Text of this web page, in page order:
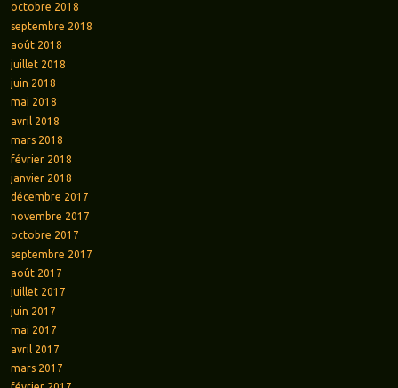
octobre 2018
septembre 2018
août 2018
juillet 2018
juin 2018
mai 2018
avril 2018
mars 2018
février 2018
janvier 2018
décembre 2017
novembre 2017
octobre 2017
septembre 2017
août 2017
juillet 2017
juin 2017
mai 2017
avril 2017
mars 2017